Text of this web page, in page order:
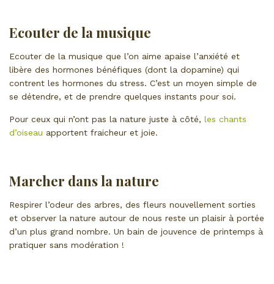
Ecouter de la musique
Ecouter de la musique que l’on aime apaise l’anxiété et
libère des hormones bénéfiques (dont la dopamine) qui
contrent les hormones du stress. C’est un moyen simple de
se détendre, et de prendre quelques instants pour soi.
Pour ceux qui n’ont pas la nature juste à côté, les chants
d’oiseau apportent fraicheur et joie.
Marcher dans la nature
Respirer l’odeur des arbres, des fleurs nouvellement sorties
et observer la nature autour de nous reste un plaisir à portée
d’un plus grand nombre. Un bain de jouvence de printemps à
pratiquer sans modération !